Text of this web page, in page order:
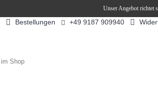
Unser Angebot richtet
Bestellungen +49 9187 909940